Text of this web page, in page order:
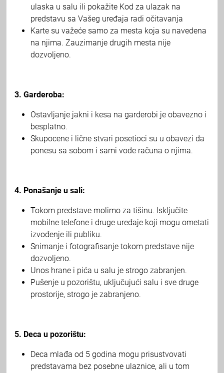
ulaska u salu ili pokažite Kod za ulazak na
predstavu sa Vašeg uređaja radi očitavanja
Karte su važeće samo za mesta koja su navedena
na njima. Zauzimanje drugih mesta nije
dozvoljeno.
3. Garderoba:
Ostavljanje jakni i kesa na garderobi je obavezno i
besplatno.
Skupocene i lične stvari posetioci su u obavezi da
ponesu sa sobom i sami vode računa o njima.
4. Ponašanje u sali:
Tokom predstave molimo za tišinu. Isključite
mobilne telefone i druge uređaje koji mogu ometati
izvođenje ili publiku.
Snimanje i fotografisanje tokom predstave nije
dozvoljeno.
Unos hrane i pića u salu je strogo zabranjen.
Pušenje u pozorištu, uključujući salu i sve druge
prostorije, strogo je zabranjeno.
5. Deca u pozorištu:
Deca mlađa od 5 godina mogu prisustvovati
predstavama bez posebne ulaznice, ali u tom